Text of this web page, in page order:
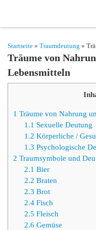
Startseite » Traumdeutung »
Träume von
Lebensmitteln
1 Träume von Nahrung
1.1 Sexuelle Deutung
1.2 Körperliche /
1.3 Psychologische
2 Traumsymbole und
2.1 Bier
2.2 Braten
2.3 Brot
2.4 Fisch
2.5 Fleisch
2.6 Gemüse